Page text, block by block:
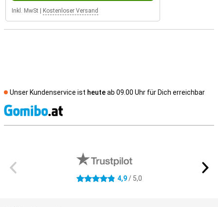
Inkl. MwSt Kostenloser Versand
Unser Kundenservice ist heuteab 09.00 Uhr für Dich erreichbar
4.9 Sterne 4,9/ 5,0